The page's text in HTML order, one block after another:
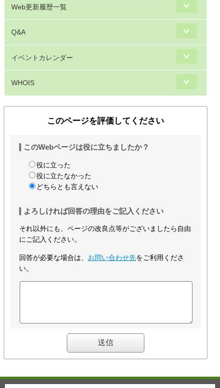
Web更新履歴一覧
Q&A
イベントカレンダー
WHOIS
このページを評価してください
このWebページは役に立ちましたか？
役に立った
役に立たなかった
どちらとも言えない
よろしければ回答の理由をご記入ください
それ以外にも、ページの改良点等がございましたら自由
にご記入ください。
回答が必要な場合は、 お問い合わせ先をご利用くださ
い。